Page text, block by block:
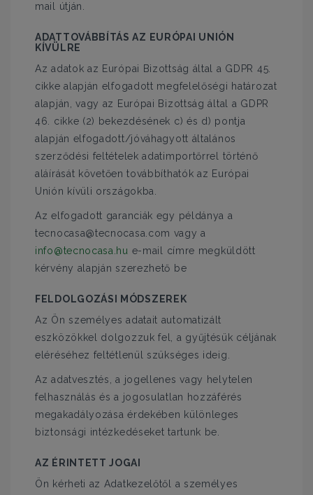
mail útján.
ADATTOVÁBBÍTÁS AZ EURÓPAI UNIÓN
KÍVÜLRE
Az adatok az Európai Bizottság által a GDPR 45.
cikke alapján elfogadott megfelelőségi határozat
alapján, vagy az Európai Bizottság által a GDPR
46. cikke (2) bekezdésének c) és d) pontja
alapján elfogadott/jóváhagyott általános
szerződési feltételek adatimportőrrel történő
aláírását követően továbbíthatók az Európai
Unión kívüli országokba.
Az elfogadott garanciák egy példánya a
tecnocasa@tecnocasa.com vagy a
info@tecnocasa.hu e-mail címre megküldött
kérvény alapján szerezhető be
FELDOLGOZÁSI MÓDSZEREK
Az Ön személyes adatait automatizált
eszközökkel dolgozzuk fel, a gyűjtésük céljának
eléréséhez feltétlenül szükséges ideig.
Az adatvesztés, a jogellenes vagy helytelen
felhasználás és a jogosulatlan hozzáférés
megakadályozása érdekében különleges
biztonsági intézkedéseket tartunk be.
AZ ÉRINTETT JOGAI
Ön kérheti az Adatkezelőtől a személyes